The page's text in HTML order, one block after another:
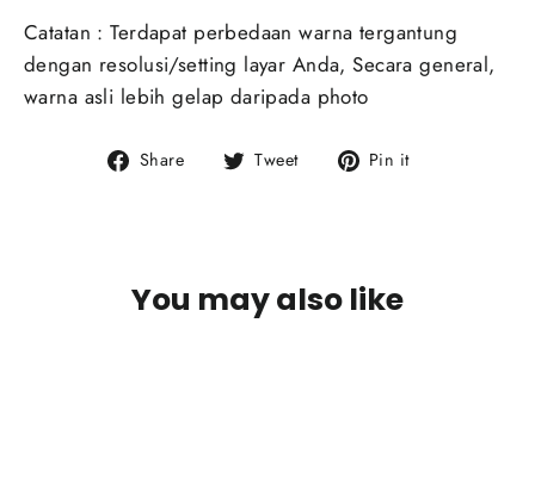
Catatan : Terdapat perbedaan warna tergantung
dengan resolusi/setting layar Anda, Secara general,
warna asli lebih gelap daripada photo
Share
Share Tweet
Tweet Pin it
You may also like